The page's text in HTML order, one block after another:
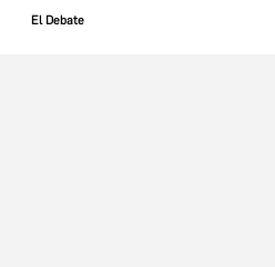
El Debate